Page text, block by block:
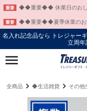
重要 ◆◆重要◆◆ 休業日のおし
重要
◆◆重要◆◆夏季休業のお
名入れ記念品なら トレジャー
立周年
全商品 ◆生活雑貨 その他